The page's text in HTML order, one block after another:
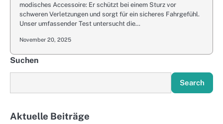
modisches Accessoire: Er schützt bei einem Sturz vor
schweren Verletzungen und sorgt für ein sicheres Fahrgefühl.
Unser umfassender Test untersucht die…
November 20, 2025
Suchen
Search
Aktuelle Beiträge